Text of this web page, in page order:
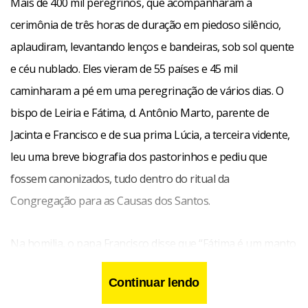
cerimônia de três horas de duração em piedoso silêncio,
aplaudiram, levantando lenços e bandeiras, sob sol quente
e céu nublado. Eles vieram de 55 países e 45 mil
caminharam a pé em uma peregrinação de vários dias. O
bispo de Leiria e Fátima, d. Antônio Marto, parente de
Jacinta e Francisco e de sua prima Lúcia, a terceira vidente,
leu uma breve biografia dos pastorinhos e pediu que
fossem canonizados, tudo dentro do ritual da
Congregação para as Causas dos Santos.
Na homilia, o papa Francisco disse que “Fátima é um manto
de luz que se abre, quando nos refugiamos sob a proteção
da Virgem Mãe”. Agradeceu a Deus as graças concedidas
Continuar lendo